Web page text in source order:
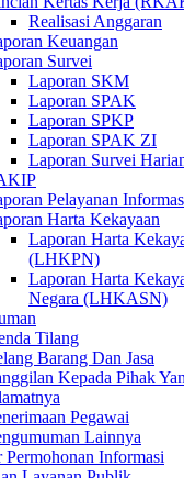
Realisasi Anggaran
Keuangan
Survei
Laporan SKM
Laporan SPAK
Laporan SPKP
Laporan SPAK ZI
Laporan Survei
Pelayanan
Harta Kekayaan
Laporan Harta
(LHKPN)
Laporan Harta
Negara (LHKASN)
Tilang
Barang Dan Jasa
Kepada Pihak
Pegawai
Lainnya
Permohonan Informasi